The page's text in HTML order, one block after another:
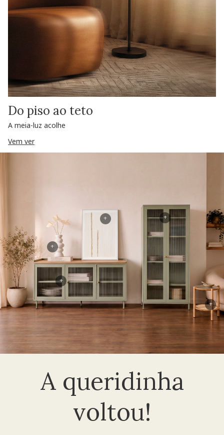
Do piso ao teto
A meia-luz acolhe
Vem ver
A queridinha
voltou!
+
+
+
+
+